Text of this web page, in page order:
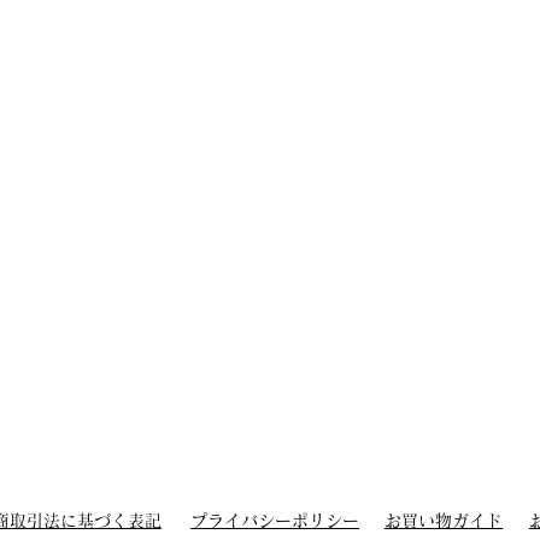
取引法に基づく表記 プライバシーポリシー お買い物ガイド